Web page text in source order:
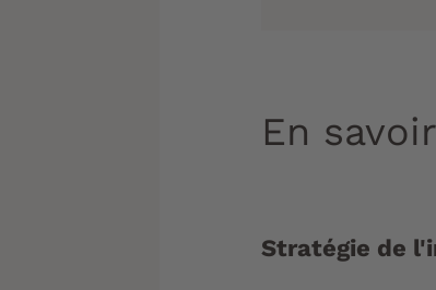
En
Stratégie de